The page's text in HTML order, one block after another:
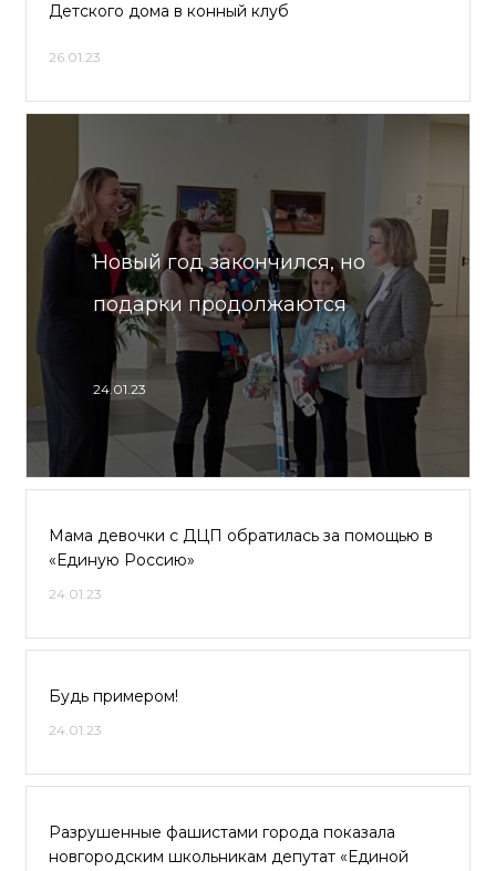
Детского дома в конный клуб
26.01.23
Новый год закончился, но
подарки продолжаются
24.01.23
Мама девочки с ДЦП обратилась за помощью в
«Единую Россию»
24.01.23
Будь примером!
24.01.23
Разрушенные фашистами города показала
новгородским школьникам депутат «Единой